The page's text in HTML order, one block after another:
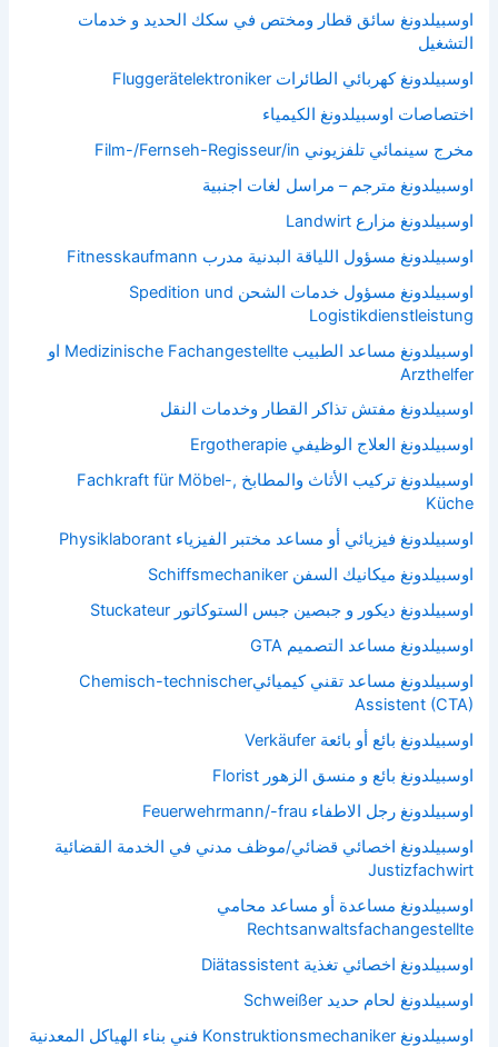
اوسبيلدونغ سائق قطار ومختص في سكك الحديد و خدمات
التشغيل
اوسبيلدونغ كهربائي الطائرات Fluggerätelektroniker
اختصاصات اوسبيلدونغ الكيمياء
مخرج سينمائي تلفزيوني Film-/Fernseh-Regisseur/in
اوسبيلدونغ مترجم – مراسل لغات اجنبية
اوسبيلدونغ مزارع Landwirt
اوسبيلدونغ مسؤول اللياقة البدنية مدرب Fitnesskaufmann
اوسبيلدونغ مسؤول خدمات الشحن Spedition und
Logistikdienstleistung
اوسبيلدونغ مساعد الطبيب Medizinische Fachangestellte او
Arzthelfer
اوسبيلدونغ مفتش تذاكر القطار وخدمات النقل
اوسبيلدونغ العلاج الوظيفي Ergotherapie
اوسبيلدونغ تركيب الأثاث والمطابخ Fachkraft für Möbel-,
Küche
اوسبيلدونغ فيزيائي أو مساعد مختبر الفيزياء Physiklaborant
اوسبيلدونغ ميكانيك السفن Schiffsmechaniker
اوسبيلدونغ ديكور و جبصين جبس الستوكاتور Stuckateur
اوسبيلدونغ مساعد التصميم GTA
اوسبيلدونغ مساعد تقني كيميائيChemisch-technischer
Assistent (CTA)
اوسبيلدونغ بائع أو بائعة Verkäufer
اوسبيلدونغ بائع و منسق الزهور Florist
اوسبيلدونغ رجل الاطفاء Feuerwehrmann/-frau
اوسبيلدونغ اخصائي قضائي/موظف مدني في الخدمة القضائية
Justizfachwirt
اوسبيلدونغ مساعدة أو مساعد محامي
Rechtsanwaltsfachangestellte
اوسبيلدونغ اخصائي تغذية Diätassistent
اوسبيلدونغ لحام حديد Schweißer
اوسبيلدونغ Konstruktionsmechaniker فني بناء الهياكل المعدنية